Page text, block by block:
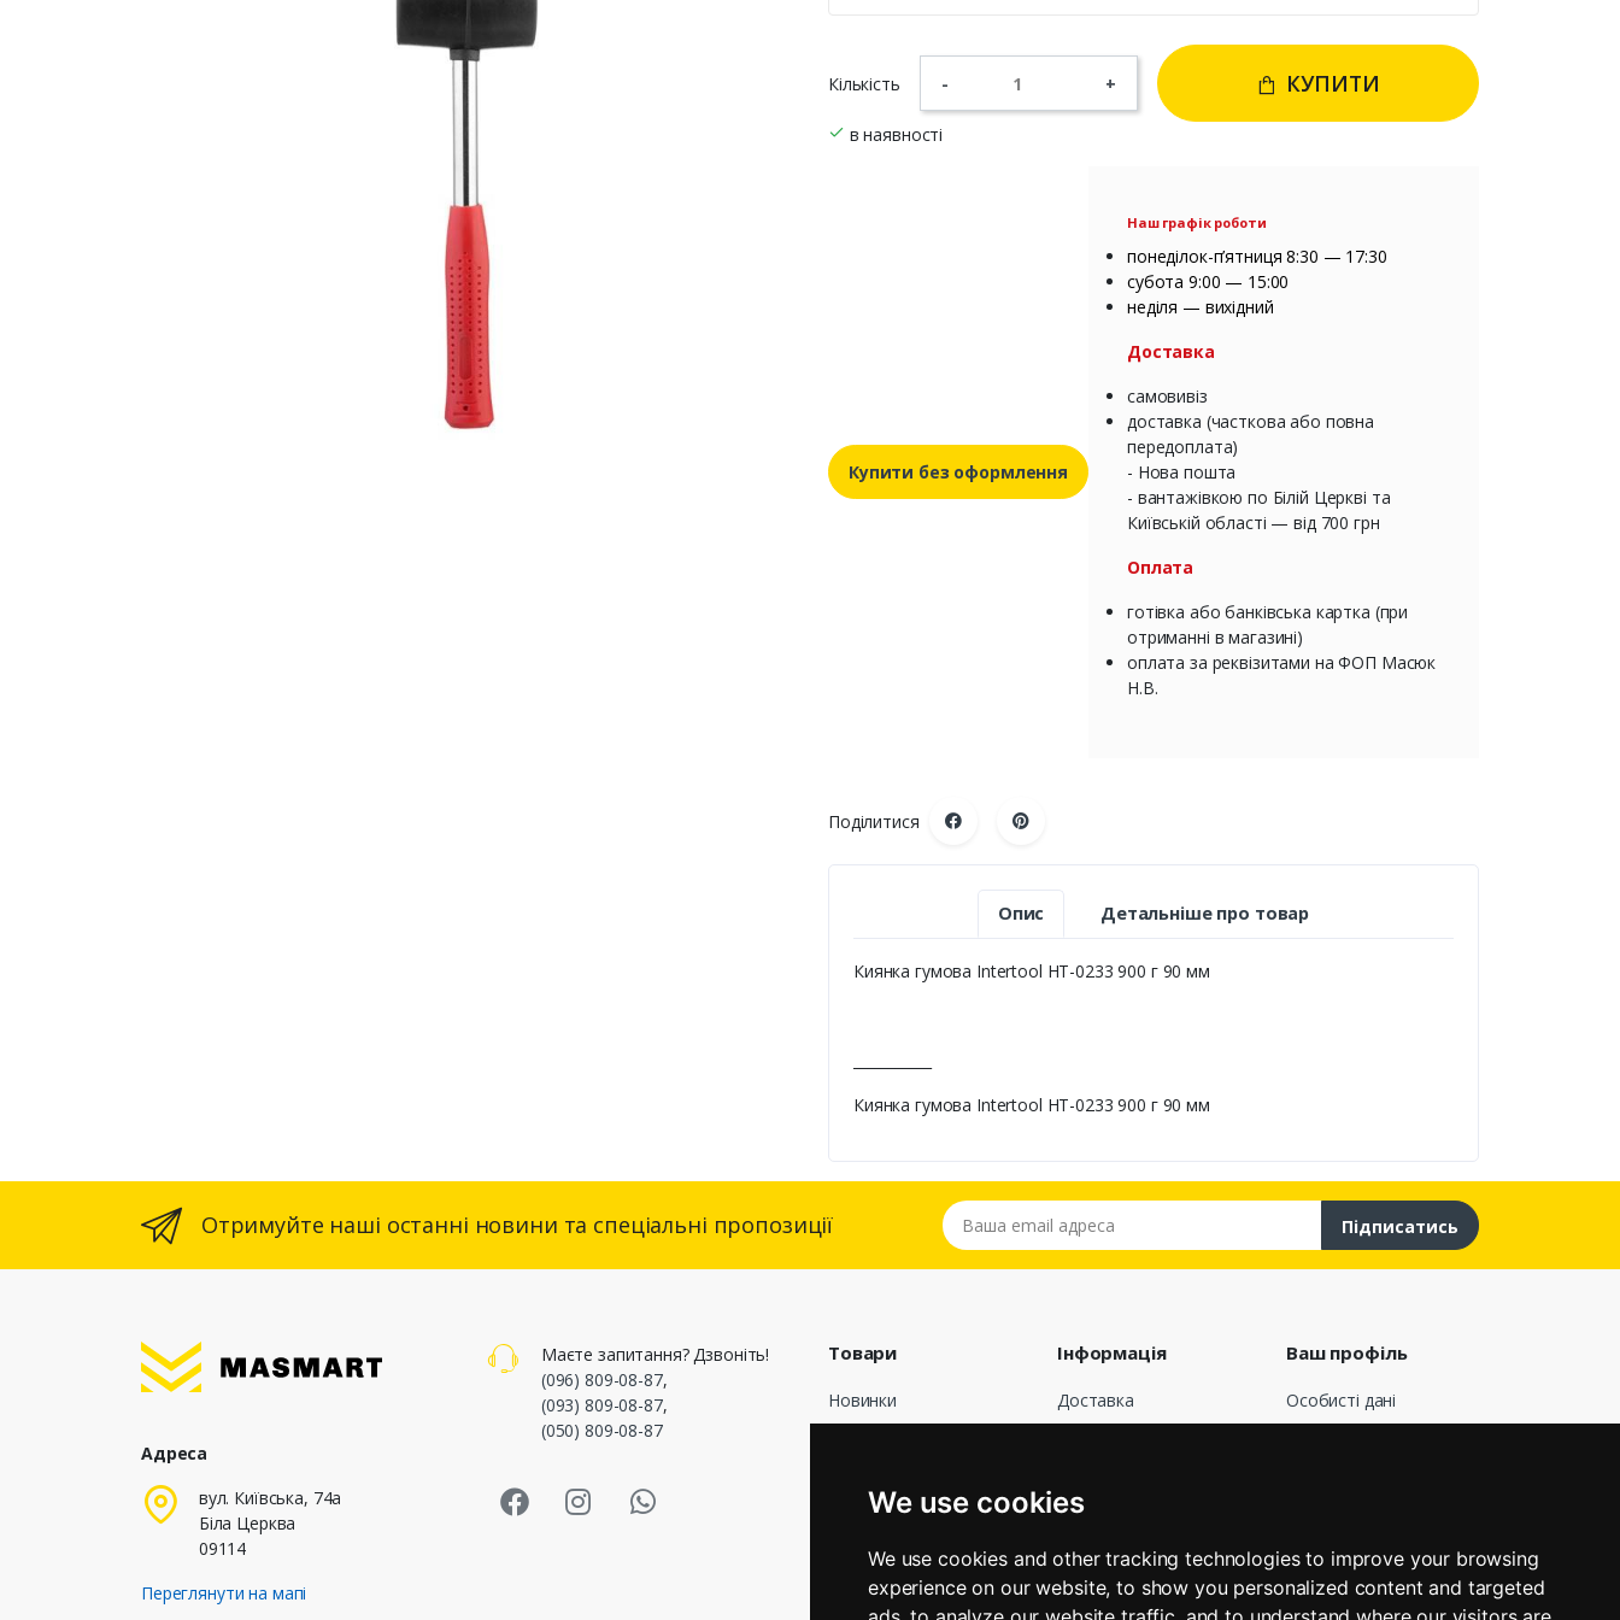
We use cookies
We use cookies and other tracking technologies to improve your browsing
experience on our website, to show you personalized content and targeted
Кількість - + КУПИТИ
в наявності
Купити без оформлення
Наш графік роботи
понеділок-п’ятниця 8:30 — 17:30
субота 9:00 — 15:00
неділя — вихідний
Доставка
самовивіз
доставка (часткова або повна
передоплата)
- Нова пошта
- вантажівкою по Білій Церкві та
Київській області — від 700 грн
Оплата
готівка або банківська картка (при
отриманні в магазині)
оплата за реквізитами на ФОП Масюк
Н.В.
Поділитися
Опис Детальніше про товар
Киянка гумова Intertool HT-0233 900 г 90 мм
Киянка гумова Intertool HT-0233 900 г 90 мм
Отримуйте наші останні новини та спеціальні пропозиції Ваша email адреса
Підписатись
Адреса
вул. Київська, 74а
Біла Церква
09114
Переглянути на мапі
Маєте запитання? Дзвоніть!
(096) 809-08-87,
(093) 809-08-87,
(050) 809-08-87
Товари
Новинки
Популярні
Інформація
Доставка
Договір публічної
Оплата
Повернення і обмін
Графік роботи
Зв’яжіться з нами
Ваш профіль
Особисті дані
Замовлення
КНОПКА